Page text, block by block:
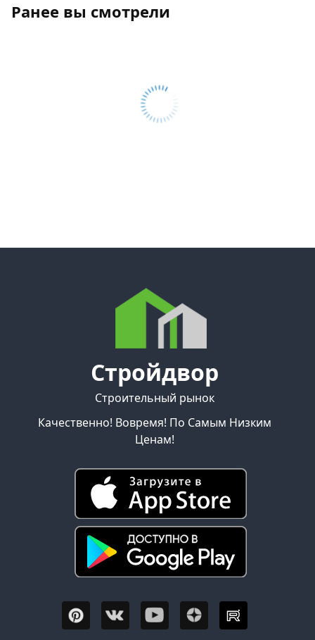
Ранее вы смотрели
Стройдвор
Строительный рынок
Качественно! Вовремя! По Самым Низким
Ценам!